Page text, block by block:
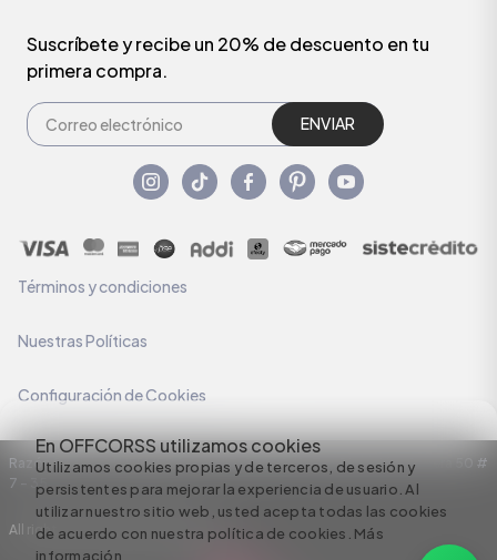
En OFFCORSS utilizamos cookies
Utilizamos cookies propias y de terceros, de sesión y
persistentes para mejorar la experiencia de usuario. Al
utilizar nuestro sitio web, usted acepta todas las cookies
de acuerdo con nuestra política de cookies. Más
información
Suscríbete y recibe un 20% de descuento en tu
primera compra.
ENVIAR
Términos y condiciones
Nuestras Políticas
Configuración de Cookies
Razón Social: C.I HERMECO S.A. NIT: 890924167-6 Dirección: Carrera 50 #
7 – 35
All rights reserved empowered by